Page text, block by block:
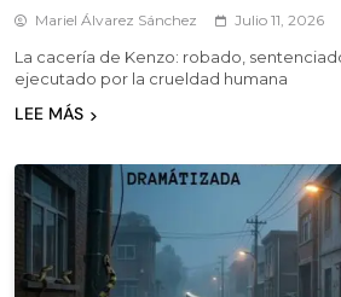
Mariel Álvarez Sánchez Julio 11, 2026
La cacería de Kenzo: robado,
ejecutado por la crueldad humana
LEE MÁS